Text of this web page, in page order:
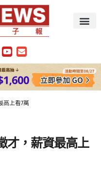
高上看7萬
才，薪資最高上